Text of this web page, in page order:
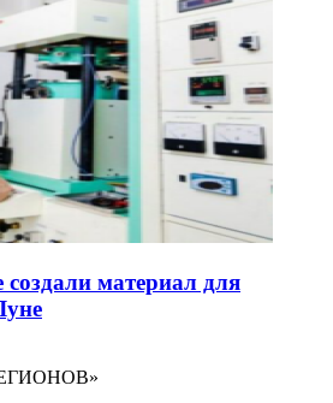
создали материал для